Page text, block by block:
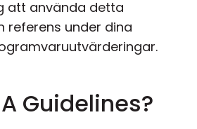
att använda detta
referens under dina
Guidelines?